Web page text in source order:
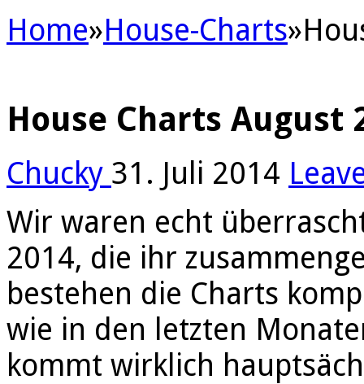
Home»House-Charts»
House Charts August
Chucky 31. Juli 2014
Wir waren echt
2014, die ihr
bestehen die Charts
wie in den letzten
kommt wirklich